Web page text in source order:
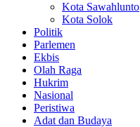
Kota Sawahlunto
Kota Solok
Politik
Parlemen
Ekbis
Olah Raga
Hukrim
Nasional
Peristiwa
Adat dan Budaya